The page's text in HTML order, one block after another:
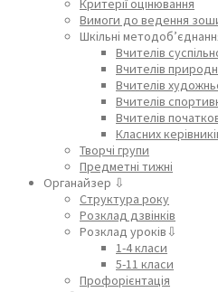
Критерії оцінювання
Вимоги до ведення
Шкільні
Вчителів
Вчителів
Вчителів
Вчителів
Вчителів
Класних
Творчі групи
Предметні тижні
Органайзер ⇩
Структура року
Розклад дзвінків
Розклад уроків⇩
1-4 класи
5-11 класи
Профорієнтація